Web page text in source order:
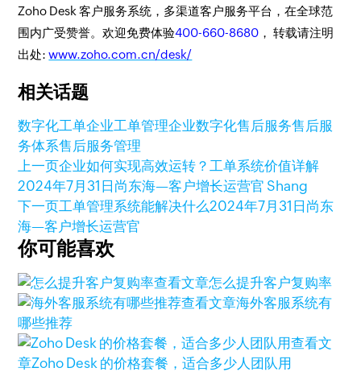
Zoho Desk 客户服务系统，多渠道客户服务平台，在全球范
围内广受赞誉。欢迎免费体验400-660-8680 ， 转载请注明
出处:www.zoho.com.cn/desk/
相关话题
数字化工单企业工单管理企业数字化售后服务售后服
务体系售后服务管理
上一页企业如何实现高效运转？工单系统价值详解
2024年7月31日 尚东海—客户增长运营官 Shang
下一页工单管理系统能解决什么2024年7月31日 尚东
海—客户增长运营官
你可能喜欢
查看文章怎么提升客户复购率
查看文章海外客服系统有
哪些推荐
查看文
章Zoho Desk 的价格套餐，适合多少人团队用